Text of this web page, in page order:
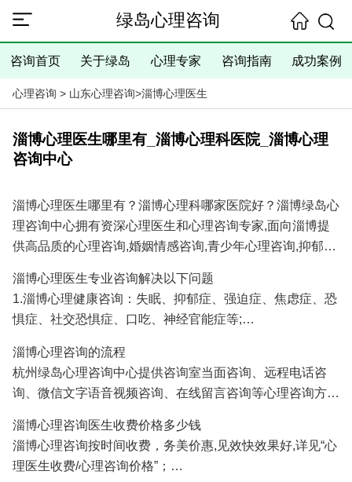
绿岛心理咨询
咨询首页 关于绿岛 心理专家 咨询指南 成功案例
心理咨询 > 山东心理咨询>淄博心理医生
淄博心理医生哪里有_淄博心理科医院_淄博心理
咨询中心
淄博心理医生哪里有？淄博心理科哪家医院好？淄博绿岛心
理咨询中心拥有资深心理医生和心理咨询专家,面向淄博提
供高品质的心理咨询,婚姻情感咨询,青少年心理咨询,抑郁焦
大量成功案例,是您寻找淄博心理医生专家和淄博心理咨询
医院/心理咨询机构的理想选择！
淄博心理医生专业咨询解决以下问题
1.淄博心理健康咨询：失眠、抑郁症、强迫症、焦虑症、恐
惧症、社交恐惧症、口吃、神经官能症等;
人、挽救婚姻、感情修复、情感咨询等;
3.淄博青少年心理咨询：孩子厌学、沉迷游戏、叛逆、早
恋、学习压力、考试焦虑、交往障碍、家庭教育咨询等;
4.淄博职场心理咨询：人际关系、职场压力、职业规划、情
绪调节、心理辅导等；
5.淄博性心理咨询：青春期性教育、性心理障碍、以及心理
淄博心理咨询的流程
杭州绿岛心理咨询中心提供咨询室当面咨询、远程电话咨
询、微信文字语音视频咨询、在线留言咨询等心理咨询方
便地得到心理医生专家专业有效的心理咨询服务。
正式系统的心理咨询服务需要提前预约,详见"心理医生预约/
心理咨询流程"；
淄博心理咨询医生收费价格多少钱
淄博心理咨询按时间收费，务美价惠,见效快效果好,详见“心
理医生收费/心理咨询价格”；